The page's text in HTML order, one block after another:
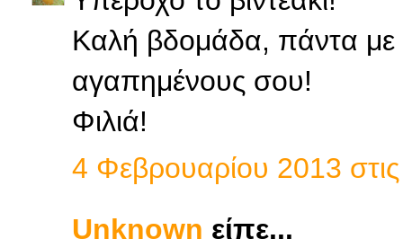
Καλή βδομάδα, πάντα με
αγαπημένους σου!
Φιλιά!
4 Φεβρουαρίου 2013
Unknown είπε...